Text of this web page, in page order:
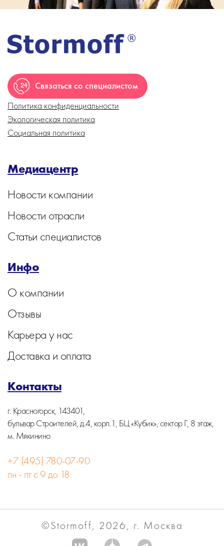
Связаться со специалистом
Политика конфиденциальности
Экологическая политика
Социальная политика
Медиацентр
Новости компании
Новости отрасли
Статьи специалистов
Инфо
О компании
Отзывы
Карьера у нас
Доставка и оплата
Контакты
г. Красногорск, 143401,
бульвар Строителей, д.4, корп.1, БЦ «Кубик», сектор Г, 8 этаж,
м. Мякинино
+7 (495) 780-07-90
пн - пт с 9 до 18
©Stormoff, 2026, г. Москва